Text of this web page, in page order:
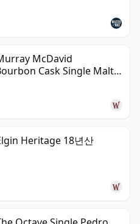
McDavid
Cask Single Malt
Heritage 18년산